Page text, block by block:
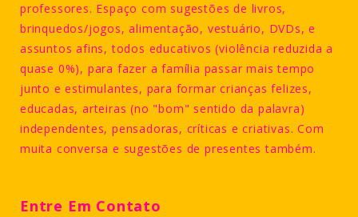
professores. Espaço com sugestões de livros,
brinquedos/jogos, alimentação, vestuário, DVDs, e
assuntos afins, todos educativos (violência reduzida a
quase 0%), para fazer a família passar mais tempo
junto e estimulantes, para formar crianças felizes,
educadas, arteiras (no "bom" sentido da palavra)
independentes, pensadoras, críticas e criativas. Com
muita conversa e sugestões de presentes também.
Entre Em Contato